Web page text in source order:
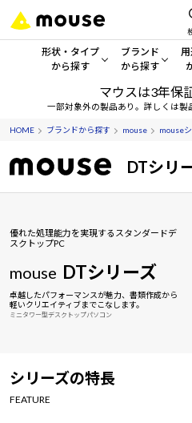
形状・タイプ
から探す
形状・タイプから探す をすべ
デスクトップPC
ノートPC
ワークステーション
ブランド
から探す
mouse
G TUNE
NEXTGEAR
iiyama
マウスは3年保
一部対象外の製品あり。詳しくは製
HOME ブランドから探す mouse mouse
DTシリ
優れた処理能力を実現するスタンダードデ
スクトップPC
mouse DTシリーズ
卓越したパフォーマンスが魅力、書類作成から
軽いクリエイティブまでこなします。
ミニタワー型デスクトップパソコン
シリーズの特長
FEATURE